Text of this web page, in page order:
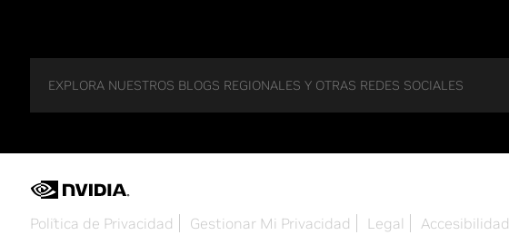
EXPLORA NUESTROS BLOGS REGIONALES Y OTRAS REDES SOCIALES
Política de Privacidad Gestionar Mi Privacidad Legal Accesibilidad